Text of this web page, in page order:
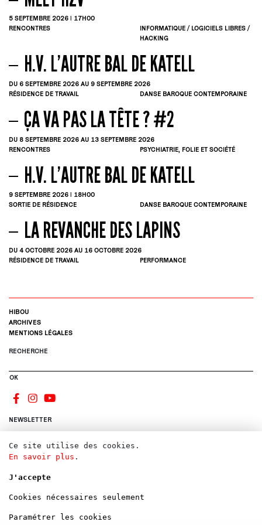
5 SEPTEMBRE 2026 | 17H00
RENCONTRES
INFORMATIQUE / LOGICIELS LIBRES /
HACKING
H.V. L’AUTRE BAL DE KATELL
DU 6 SEPTEMBRE 2026 AU 9 SEPTEMBRE 2026
RÉSIDENCE DE TRAVAIL
DANSE BAROQUE CONTEMPORAINE
ÇA VA PAS LA TÊTE ? #2
DU 8 SEPTEMBRE 2026 AU 13 SEPTEMBRE 2026
RENCONTRES
PSYCHIATRIE, FOLIE ET SOCIÉTÉ
H.V. L’AUTRE BAL DE KATELL
9 SEPTEMBRE 2026 | 18H00
SORTIE DE RÉSIDENCE
DANSE BAROQUE CONTEMPORAINE
LA REVANCHE DES LAPINS
DU 4 OCTOBRE 2026 AU 16 OCTOBRE 2026
RÉSIDENCE DE TRAVAIL
PERFORMANCE
HIBOU
ARCHIVES
MENTIONS LÉGALES
RECHERCHE
OK
NEWSLETTER
S'INSCRIRE
CANDIDATURE
LOCATIONS
Ce site utilise des cookies.
En savoir plus .
J'accepte
Cookies nécessaires seulement
Paramétrer les cookies